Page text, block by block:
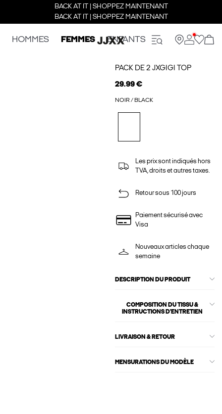
BACK AT IT | SHOPPEZ MAINTENANT
BACK AT IT | SHOPPEZ MAINTENANT
HOMMES FEMMES ENFANTS
PACK DE 2 JXGIGI TOP
29.99 €
NOIR / BLACK
Les prix sont indiqués hors
TVA, droits et autres taxes.
Retour sous 100 jours
Paiement sécurisé avec
Visa
Nouveaux articles chaque
semaine
DESCRIPTION DU PRODUIT
COMPOSITION DU TISSU &
INSTRUCTIONS D'ENTRETIEN
LIVRAISON & RETOUR
MENSURATIONS DU MODÈLE